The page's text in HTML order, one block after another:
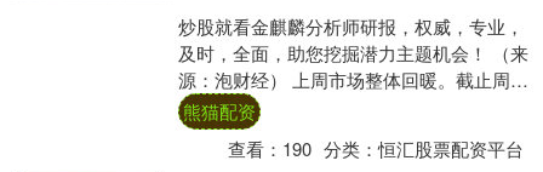
炒股就看金麒麟分析师研报，权威，专业，
及时，全面，助您挖掘潜力主题机会！ （来
源：泡财经） 上周市场整体回暖。截止周五
收盘，沪指收于3635.13点，周涨2.1....
熊猫配资
查看： 190 分类：恒汇股票配资平台